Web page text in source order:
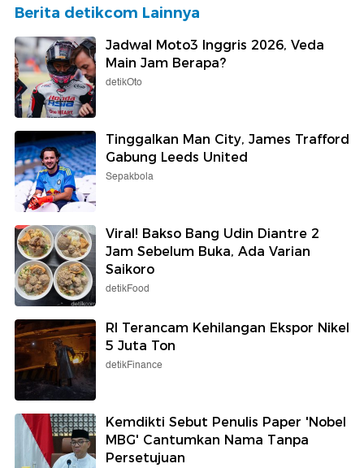
Berita detikcom Lainnya
Jadwal Moto3 Inggris 2026, Veda
Main Jam Berapa?
detikOto
Tinggalkan Man City, James Trafford
Gabung Leeds United
Sepakbola
Viral! Bakso Bang Udin Diantre 2
Jam Sebelum Buka, Ada Varian
Saikoro
detikFood
RI Terancam Kehilangan Ekspor Nikel
5 Juta Ton
detikFinance
Kemdikti Sebut Penulis Paper 'Nobel
MBG' Cantumkan Nama Tanpa
Persetujuan